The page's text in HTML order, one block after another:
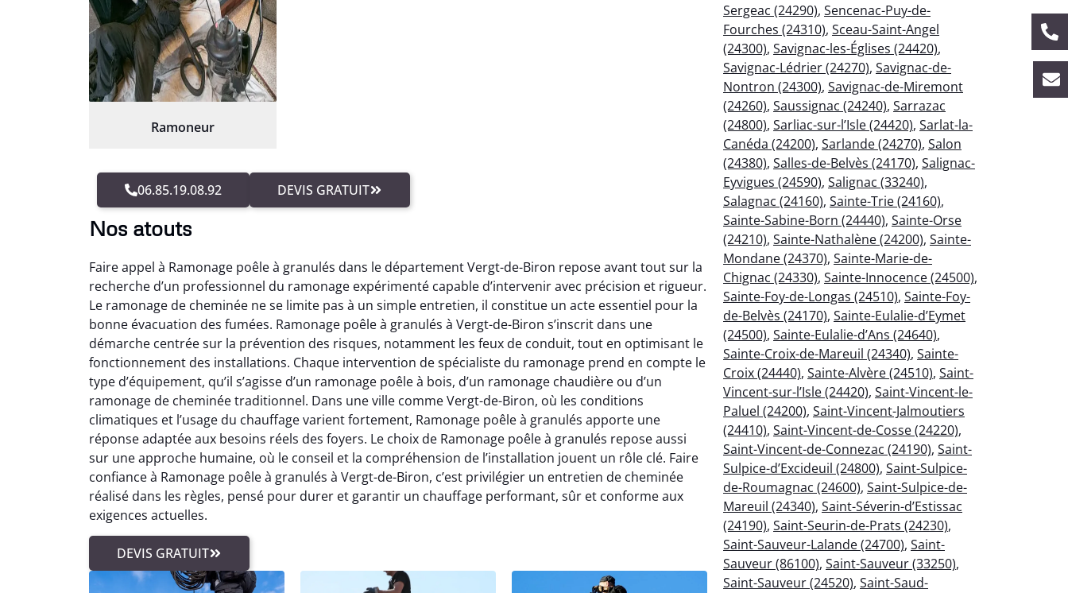
Ramoneur
06.85.19.08.92 DEVIS GRATUIT
Nos atouts
Faire appel à Ramonage poêle à granulés dans le département Vergt-de-Biron repose avant tout sur la
recherche d’un professionnel du ramonage expérimenté capable d’intervenir avec précision et rigueur.
Le ramonage de cheminée ne se limite pas à un simple entretien, il constitue un acte essentiel pour la
bonne évacuation des fumées. Ramonage poêle à granulés à Vergt-de-Biron s’inscrit dans une
démarche centrée sur la prévention des risques, notamment les feux de conduit, tout en optimisant le
fonctionnement des installations. Chaque intervention de spécialiste du ramonage prend en compte le
type d’équipement, qu’il s’agisse d’un ramonage poêle à bois, d’un ramonage chaudière ou d’un
ramonage de cheminée traditionnel. Dans une ville comme Vergt-de-Biron, où les conditions
climatiques et l’usage du chauffage varient fortement, Ramonage poêle à granulés apporte une
réponse adaptée aux besoins réels des foyers. Le choix de Ramonage poêle à granulés repose aussi
sur une approche humaine, où le conseil et la compréhension de l’installation jouent un rôle clé. Faire
confiance à Ramonage poêle à granulés à Vergt-de-Biron, c’est privilégier un entretien de cheminée
réalisé dans les règles, pensé pour durer et garantir un chauffage performant, sûr et conforme aux
exigences actuelles.
DEVIS GRATUIT
Sergeac (24290), Sencenac-Puy-de-
Fourches (24310), Sceau-Saint-Angel
(24300), Savignac-les-Églises (24420),
Savignac-Lédrier (24270), Savignac-de-
Nontron (24300), Savignac-de-Miremont
(24260), Saussignac (24240), Sarrazac
(24800), Sarliac-sur-l’Isle (24420), Sarlat-la-
Canéda (24200), Sarlande (24270), Salon
(24380), Salles-de-Belvès (24170), Salignac-
Eyvigues (24590), Salignac (33240),
Salagnac (24160), Sainte-Trie (24160),
Sainte-Sabine-Born (24440), Sainte-Orse
(24210), Sainte-Nathalène (24200), Sainte-
Mondane (24370), Sainte-Marie-de-
Chignac (24330), Sainte-Innocence (24500),
Sainte-Foy-de-Longas (24510), Sainte-Foy-
de-Belvès (24170), Sainte-Eulalie-d’Eymet
(24500), Sainte-Eulalie-d’Ans (24640),
Sainte-Croix-de-Mareuil (24340), Sainte-
Croix (24440), Sainte-Alvère (24510), Saint-
Vincent-sur-l’Isle (24420), Saint-Vincent-le-
Paluel (24200), Saint-Vincent-Jalmoutiers
(24410), Saint-Vincent-de-Cosse (24220),
Saint-Vincent-de-Connezac (24190), Saint-
Sulpice-d’Excideuil (24800), Saint-Sulpice-
de-Roumagnac (24600), Saint-Sulpice-de-
Mareuil (24340), Saint-Séverin-d’Estissac
(24190), Saint-Seurin-de-Prats (24230),
Saint-Sauveur-Lalande (24700), Saint-
Sauveur (86100), Saint-Sauveur (33250),
Saint-Sauveur (24520), Saint-Saud-